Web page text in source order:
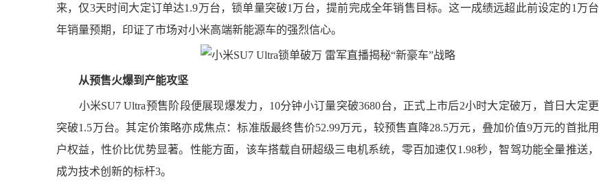
来，仅3天时间大定订单达1.9万台，锁单量突破1万台，提前完成全年销售目标。这一成绩远超此前设定的1万台
年销量预期，印证了市场对小米高端新能源车的强烈信心。
从预售火爆到产能攻坚
小米SU7 Ultra预售阶段便展现爆发力，10分钟小订量突破3680台，正式上市后2小时大定破万，首日大定更
突破1.5万台。其定价策略亦成焦点：标准版最终售价52.99万元，较预售直降28.5万元，叠加价值9万元的首批用
户权益，性价比优势显著。性能方面，该车搭载自研超级三电机系统，零百加速仅1.98秒，智驾功能全量推送，
成为技术创新的标杆3。